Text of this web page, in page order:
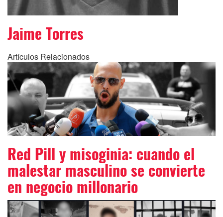
Jaime Torres
Artículos Relacionados
Red Pill y misoginia: cuando el
malestar masculino se convierte
en negocio millonario